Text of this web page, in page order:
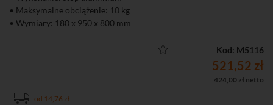
• Maksymalne obciążenie: 10 kg
• Wymiary: 180 x 950 x 800 mm
Kod: M5116
521,52 zł
424,00 zł netto
od 14,76 zł